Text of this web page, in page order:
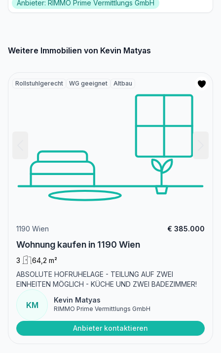
Anbieter: RIMMO Prime Vermittlungs GmbH
Weitere Immobilien von Kevin Matyas
Rollstuhlgerecht WG geeignet Altbau
1190 Wien € 385.000
Wohnung kaufen in 1190 Wien
3
64,2 m²
ABSOLUTE HOFRUHELAGE - TEILUNG AUF ZWEI
EINHEITEN MÖGLICH - KÜCHE UND ZWEI BADEZIMMER!
KM
Kevin Matyas
RIMMO Prime Vermittlungs GmbH
Anbieter kontaktieren